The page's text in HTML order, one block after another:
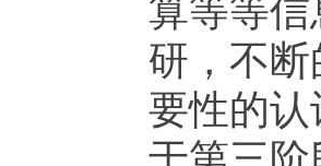
算等等
研，不
要性的